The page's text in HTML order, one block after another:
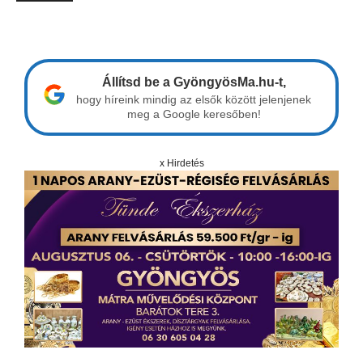
Állítsd be a GyöngyösMa.hu-t,
hogy híreink mindig az elsők között jelenjenek
meg a Google keresőben!
x Hirdetés